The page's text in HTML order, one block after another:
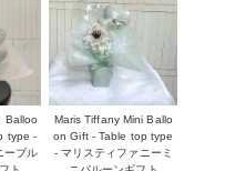
Balloo
type -
ーブル
Maris Tiffany Mini Ballo
on Gift - Table top type
- マリスティファニーミ